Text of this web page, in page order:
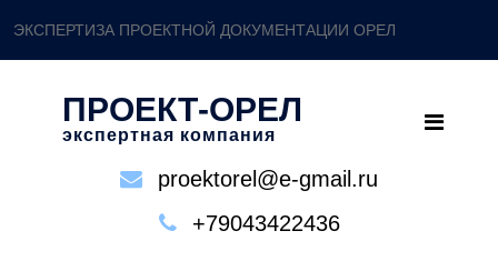
ЭКСПЕРТИЗА ПРОЕКТНОЙ ДОКУМЕНТАЦИИ ОРЕЛ
ПРОЕКТ-ОРЕЛ
экспертная компания
proektorel@e-gmail.ru
+79043422436